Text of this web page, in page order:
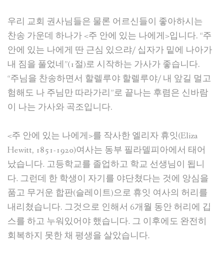
우리 교회 권사님들은 물론 어르신들이 좋아하시는
찬송 가운데 하나가 <주 안에 있는 나에게>입니다. “주
안에 있는 나에게 딴 근심 있으랴/ 십자가 밑에 나아가
내 짐을 풀었네”(1절)로 시작하는 가사가 좋습니다.
“주님을 찬송하면서 할렐루야 할렐루야/ 내 앞길 멀고
험해도 나 주님만 따라가리”로 끝나는 후렴은 신바람
이 나는 가사와 곡조입니다.
<주 안에 있는 나에게>를 작사한 엘리자 휴잇(Eliza
Hewitt, 1851-1920)여사는 동부 필라델피아에서 태어
났습니다. 고등학교를 졸업하고 학교 선생님이 됩니
다. 그런데 한 학생이 자기를 야단쳤다는 것에 앙심을
품고 무거운 합판(슬레이트)으로 휴잇 여사의 허리를
내리쳤습니다. 그것으로 인해서 6개월 동안 허리에 깁
스를 하고 누워있어야 했습니다. 그 이후에도 완전히
회복하지 못한 채 평생을 살았습니다.